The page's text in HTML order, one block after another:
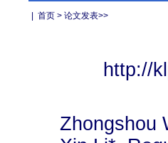
首页 > 论文发表>>
http://
Zhongshou